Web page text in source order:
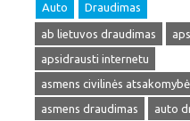
Auto Draudimas
ab lietuvos draudimas
apsidrausti internetu
asmens civilinės
asmens draudimas
auto